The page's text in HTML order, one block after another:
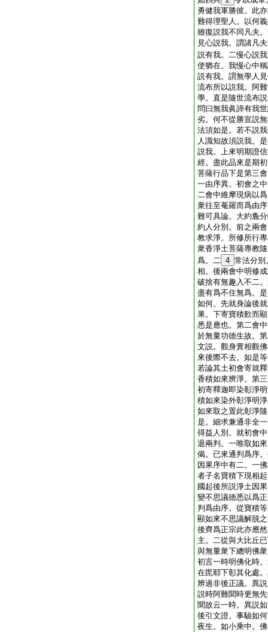
勇健我軍勝彼。此
難得理聖人。以何
雖復説我不同凡夫
見心説我。謂諸凡
説有我。二慢心説
使猶在。我慢心中
説有我。謂無學人
流布所以説我。阿
學。直是隨世流布
問曰無我眞諦有我
劣。何不從勝宣説
法須如是。若不説
人識知故須説我。
説我。上來明期證
經。盡此品來是期
菩薩行品下是第三
一由序異。初會之
二會中維摩現病以
衆往至菴羅而爲由
難可具論。大約麁
約人分別。前之兩
教求淨。所修所行
衆香淨土菩薩專教
爲。二 4 常法分別
相。後兩會中明修
破捨有無趣入不二
盡有爲不住無爲。
如何。先就身論後
果。下寄寶積歎而
悉是應也。第二會
於無量功徳生故。
文説。觀身實相觀
來後際不去。如是
若論其土初會寄就
香積如來辨淨。第
初寄釋迦即染彰淨
積如來染外彰淨明
如來取之置此彰淨
是。細求兼通非全
得益人別。就初會
退兩判。一唯取如
偈。已來通判爲序
因果序中有二。一
者子名寶積下現相
國起後所説淨土因
變不思議徳悉以爲
判爲由序。從寶積
顯如來不思議解脱
後齊爲正宗此亦應
主。二從與大比丘
與無量衆下總明佛
初言一時明佛化時
在毘耶下彰其化處
辨過非後正議。異
説時阿難聞時更無
聞故云一時。異説
後引文證。事驗如
夜生。如小乘中。